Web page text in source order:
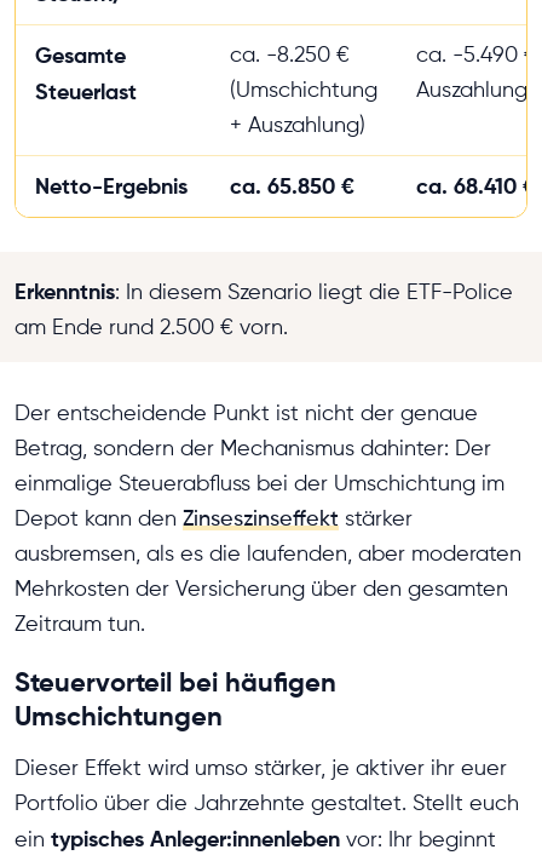
Gesamte
Steuerlast
ca. -8.250 €
(Umschichtung
+ Auszahlung)
ca. -5.490 €
Auszahlung)
Netto-Ergebnis ca. 65.850 € ca. 68.410 €
Erkenntnis: In diesem Szenario liegt die ETF-Police
am Ende rund 2.500 € vorn.
Der entscheidende Punkt ist nicht der genaue
Betrag, sondern der Mechanismus dahinter: Der
einmalige Steuerabfluss bei der Umschichtung im
Depot kann den Zinseszinseffekt stärker
ausbremsen, als es die laufenden, aber moderaten
Mehrkosten der Versicherung über den gesamten
Zeitraum tun.
Steuervorteil bei häufigen
Umschichtungen
Dieser Effekt wird umso stärker, je aktiver ihr euer
Portfolio über die Jahrzehnte gestaltet. Stellt euch
ein typisches Anleger:innenleben vor: Ihr beginnt